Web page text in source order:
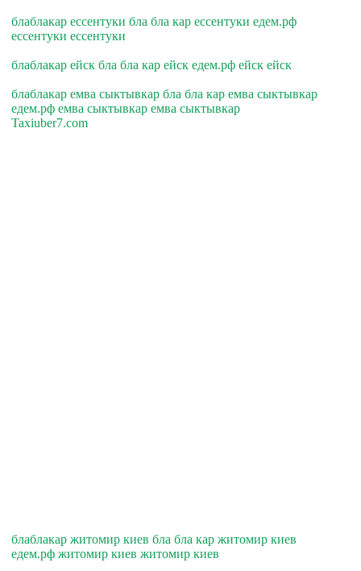
блаблакар ессентуки бла бла кар ессентуки едем.рф
ессентуки ессентуки
блаблакар ейск бла бла кар ейск едем.рф ейск ейск
блаблакар емва сыктывкар бла бла кар емва сыктывкар
едем.рф емва сыктывкар емва сыктывкар
Taxiuber7.com
блаблакар житомир киев бла бла кар житомир киев
едем.рф житомир киев житомир киев